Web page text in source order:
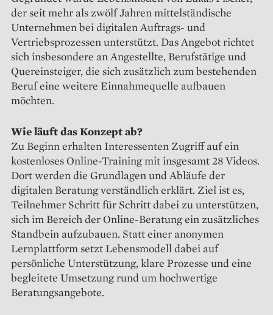
der seit mehr als zwölf Jahren mittelständische
Unternehmen bei digitalen Auftrags- und
Vertriebsprozessen unterstützt. Das Angebot richtet
sich insbesondere an Angestellte, Berufstätige und
Quereinsteiger, die sich zusätzlich zum bestehenden
Beruf eine weitere Einnahmequelle aufbauen
möchten.
Wie läuft das Konzept ab?
Zu Beginn erhalten Interessenten Zugriff auf ein
kostenloses Online-Training mit insgesamt 28 Videos.
Dort werden die Grundlagen und Abläufe der
digitalen Beratung verständlich erklärt. Ziel ist es,
Teilnehmer Schritt für Schritt dabei zu unterstützen,
sich im Bereich der Online-Beratung ein zusätzliches
Standbein aufzubauen. Statt einer anonymen
Lernplattform setzt Lebensmodell dabei auf
persönliche Unterstützung, klare Prozesse und eine
begleitete Umsetzung rund um hochwertige
Beratungsangebote.